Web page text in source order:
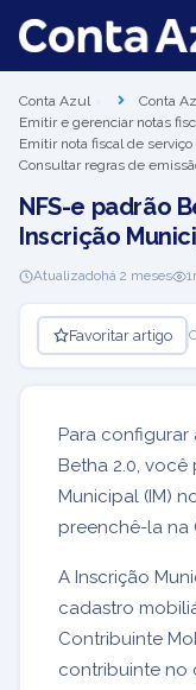
Conta Azul
Conta
Emitir e gerenciar notas
Emitir nota fiscal de serviço
Consultar regras de
NFS-e padrão
Inscrição
Atualizadohá 2 meses 1
Favoritar artigo
Para configurar
Betha 2.0, você
Municipal (IM)
preenchê-la na
A Inscrição
cadastro
Contribuinte
contribuinte no